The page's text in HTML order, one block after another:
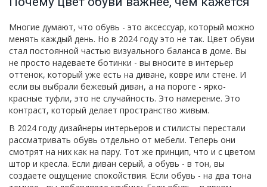
Многие думают, что обувь - это аксессуар, который можно
менять каждый день. Но в 2024 году это не так. Цвет обуви
стал постоянной частью визуального баланса в доме. Вы
не просто надеваете ботинки - вы вносите в интерьер
оттенок, который уже есть на диване, ковре или стене. И
если вы выбрали бежевый диван, а на пороге - ярко-
красные туфли, это не случайность. Это намерение. Это
контраст, который делает пространство живым.
В 2024 году дизайнеры интерьеров и стилисты перестали
рассматривать обувь отдельно от мебели. Теперь они
смотрят на них как на пару. Тот же принцип, что и с цветом
штор и кресла. Если диван серый, а обувь - в тон, вы
создаете ощущение спокойствия. Если обувь - на два тона